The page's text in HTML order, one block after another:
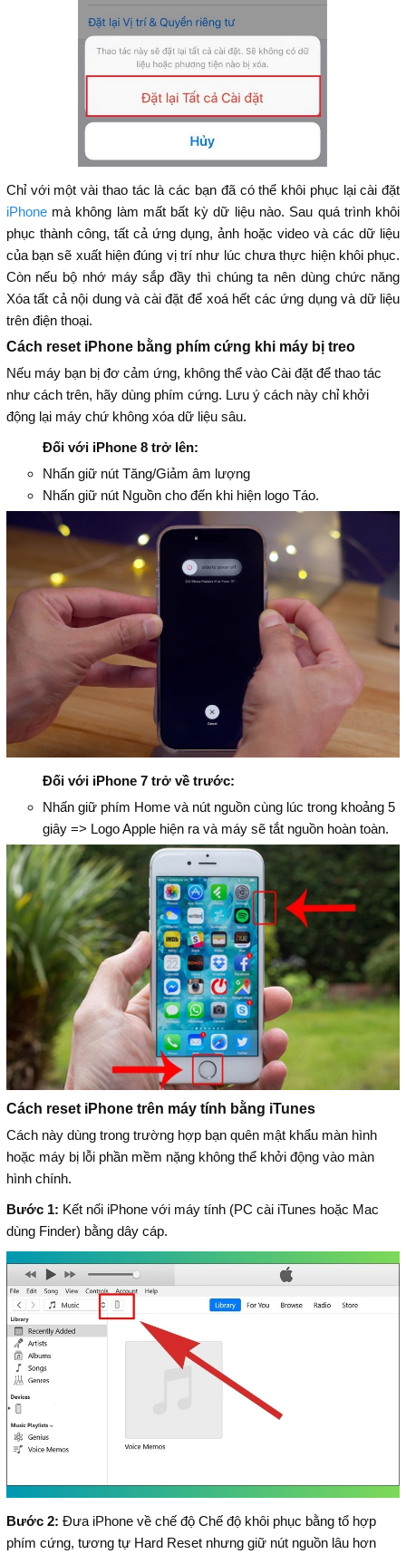
Chỉ với một vài thao tác là các bạn đã có thể khôi phục lại cài đặt
iPhonemà không làm mất bất kỳ dữ liệu nào. Sau quá trình khôi
phục thành công, tất cả ứng dụng, ảnh hoặc video và các dữ liệu
của bạn sẽ xuất hiện đúng vị trí như lúc chưa thực hiện khôi phục.
Còn nếu bộ nhớ máy sắp đầy thì chúng ta nên dùng chức năng
Xóa tất cả nội dung và cài đặt để xoá hết các ứng dụng và dữ liệu
trên điện thoại.
Cách reset iPhone bằng phím cứng khi máy bị treo
Nếu máy bạn bị đơ cảm ứng, không thể vào Cài đặt để thao tác
như cách trên, hãy dùng phím cứng. Lưu ý cách này chỉ khởi
động lại máy chứ không xóa dữ liệu sâu.
Đối với iPhone 8 trở lên:
Nhấn giữ nút Tăng/Giảm âm lượng
Nhấn giữ nút Nguồn cho đến khi hiện logo Táo.
Đối với iPhone 7 trở về trước:
Nhấn giữ phím Home và nút nguồn cùng lúc trong khoảng 5
giây => Logo Apple hiện ra và máy sẽ tắt nguồn hoàn toàn.
Cách reset iPhone trên máy tính bằng iTunes
Cách này dùng trong trường hợp bạn quên mật khẩu màn hình
hoặc máy bị lỗi phần mềm nặng không thể khởi động vào màn
hình chính.
Bước 1: Kết nối iPhone với máy tính (PC cài iTunes hoặc Mac
dùng Finder) bằng dây cáp.
Bước 2: Đưa iPhone về chế độ Chế độ khôi phục bằng tổ hợp
phím cứng, tương tự Hard Reset nhưng giữ nút nguồn lâu hơn